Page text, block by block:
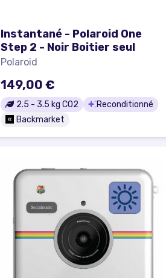
Instantané - Polaroid One
Step 2 - Noir Boitier seul
Polaroid
149,00 €
2.5 - 3.5 kg CO2
Reconditionné
Backmarket